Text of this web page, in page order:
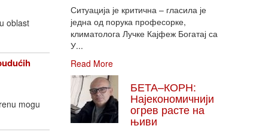
oblast
mogu
Ситуација је критична – гласила је
једна од порука професорке,
климатолога Лучке Кајфеж Богатај са
У...
Read More
БЕТА–КОРН:
Најекономичнији
огрев расте на
њиви